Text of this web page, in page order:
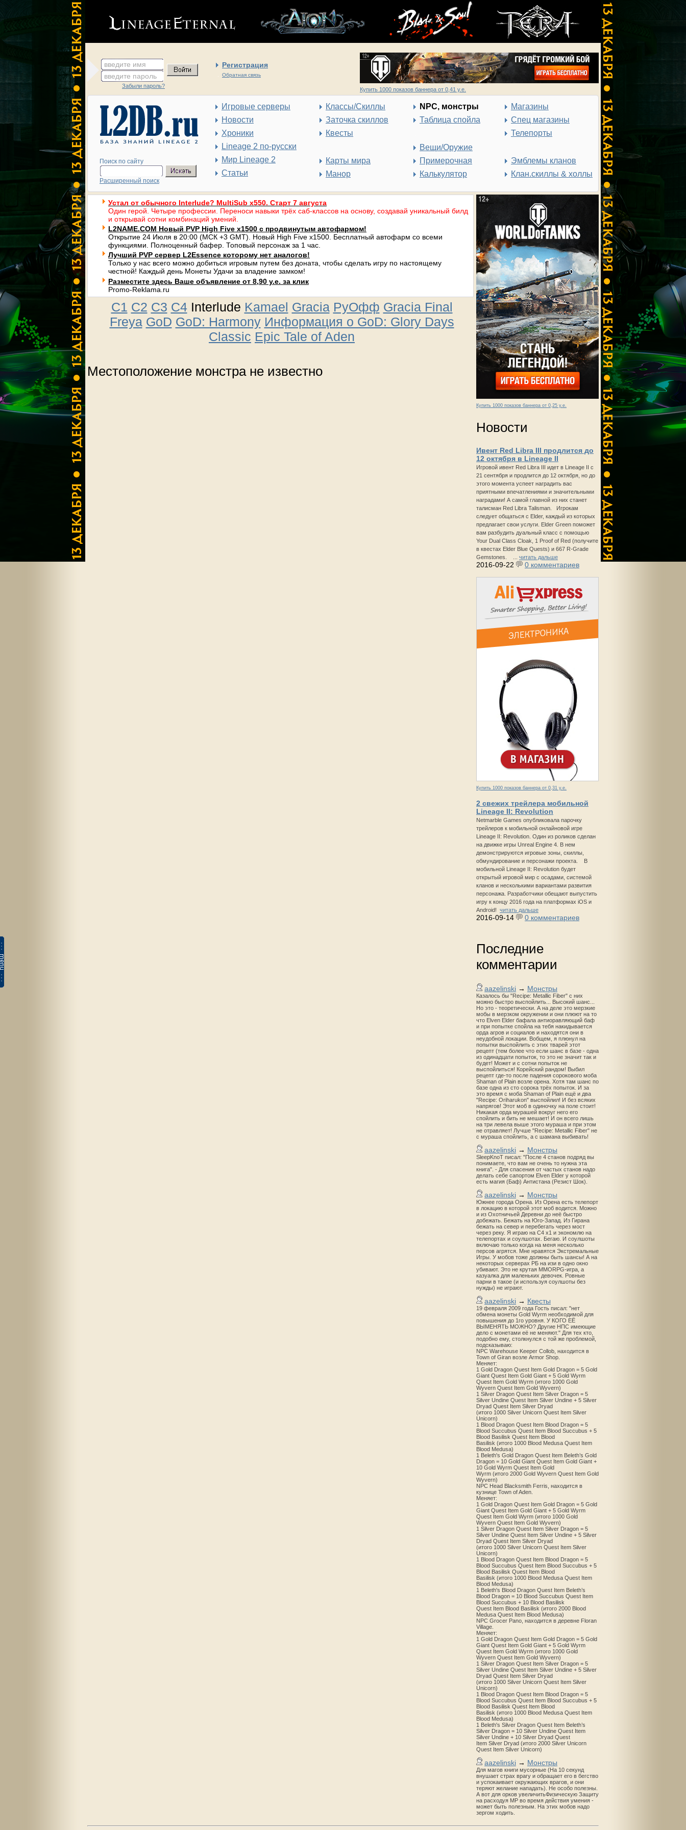
введите имя Регистрация
Обратная связь
введите пароль
Забыли пароль?
Купить 1000 показов баннера от 0,41 у.е.
Поиск по сайту
Расширенный поиск
Игровые серверы
Новости
Хроники
Lineage 2 по-русски
Мир Lineage 2
Статьи
Классы/Скиллы
Заточка скиллов
Квесты
Карты мира
Манор
NPC, монстры
Таблица спойла
Вещи/Оружие
Примерочная
Калькулятор
Магазины
Спец магазины
Телепорты
Эмблемы кланов
Клан.скиллы & холлы
Купить 1000 показов баннера от 0,25 у.е.
Новости
Ивент Red Libra III продлится до
12 октября в Lineage II
Игровой ивент Red Libra III идет в Lineage II с
21 сентября и продлится до 12 октября, но до
этого момента успеет наградить вас
приятными впечатлениями и значительными
наградами! А самой главной из них станет
талисман Red Libra Talisman. Игрокам
следует общаться с Elder, каждый из которых
предлагает свои услуги. Elder Green поможет
вам разбудить дуальный класс с помощью
Your Dual Class Cloak, 1 Proof of Red (получите
в квестах Elder Blue Quests) и 667 R-Grade
Gemstones. ... читать дальше
2016-09-22 0 комментариев
Купить 1000 показов баннера от 0,31 у.е.
2 свежих трейлера мобильной
Lineage II: Revolution
Netmarble Games опубликовала парочку
трейлеров к мобильной онлайновой игре
Lineage II: Revolution. Один из роликов сделан
на движке игры Unreal Engine 4. В нем
демонстрируются игровые зоны, скиллы,
обмундирование и персонажи проекта. В
мобильной Lineage II: Revolution будет
открытый игровой мир с осадами, системой
кланов и несколькими вариантами развития
персонажа. Разработчики обещают выпустить
игру к концу 2016 года на платформах iOS и
Android! читать дальше
2016-09-14 0 комментариев
Последние
комментарии
aazelinski → Монстры
Казалось бы "Recipe: Metallic Fiber" с них
можно быстро выспойлить... Высокий шанс...
Но это - теоретически. А на деле это мерзкие
мобы в мерзком окружении и они плюют на то
что Elven Elder бафала антиоравляющий баф
и при попытке спойла на тебя накидывается
орда агров и социалов и находятся они в
неудобной локации. Вобщем, я плюнул на
попытки выспойлить с этих тварей этот
рецепт (тем более что если шанс в базе - одна
из одинадцати попыток, то это не значит так и
будет! Может и с сотни попыток не
выспойлиться! Корейский рандом! Выбил
рецепт где-то после падения сорокового моба
Shaman of Plain возле орена. Хотя там шанс по
базе одна из сто сорока трёх попыток. И за
это время с моба Shaman of Plain ещё и два
"Recipe: Oriharukon" выспойлил! И без всяких
напрягов! Этот моб в одиночку на поле стоит!
Никакая орда мурашей вокруг него его
спойлить и бить не мешает! И он всего лишь
на три левела выше этого мураша и при этом
не отравляет! Лучше "Recipe: Metallic Fiber" не
с мураша спойлить, а с шамана выбивать!
aazelinski → Монстры
SleepKnoT писал: "После 4 станов подряд вы
понимаете, что вам не очень то нужна эта
книга". - Для спасения от частых станов надо
делать себе сапортом Elven Elder у которой
есть магия (Баф) Антистана (Резист Шок).
aazelinski → Монстры
Южнее города Орена. Из Орена есть телепорт
в локацию в которой этот моб водится. Можно
и из Охотничьей Деревни до неё быстро
добежать. Бежать на Юго-Запад. Из Гирана
бежать на север и перебегать через мост
через реку. Я играю на С4 х1 и экономлю на
телепортах и соулшотах. Бегаю. И соулшоты
включаю только когда на меня несколько
персов агрятся. Мне нравятся Экстремальные
Игры. У мобов тоже должны быть шансы! А на
некоторых серверах РБ на изи в одно окно
убивают. Это не крутая MMORPG-игра, а
казуалка для маленьких девочек. Ровные
парни в такое (и используя соулшоты без
нужды) не играют.
aazelinski → Квесты
19 февраля 2009 года Гость писал: "нет
обмена монеты Gold Wyrm необходимой для
повышения до 1го уровня. У КОГО ЕЁ
ВЫМЕНЯТЬ МОЖНО? Другие НПС имеющие
дело с монетами её не меняют." Для тех кто,
подобно ему, столкнулся с той же проблемой,
подсказываю:
NPC Warehouse Keeper Collob, находится в
Town of Giran возле Armor Shop.
Меняет:
1 Gold Dragon Quest Item Gold Dragon = 5 Gold
Giant Quest Item Gold Giant + 5 Gold Wyrm
Quest Item Gold Wyrm (итого 1000 Gold
Wyvern Quest Item Gold Wyvern)
1 Silver Dragon Quest Item Silver Dragon = 5
Silver Undine Quest Item Silver Undine + 5 Silver
Dryad Quest Item Silver Dryad
(итого 1000 Silver Unicorn Quest Item Silver
Unicorn)
1 Blood Dragon Quest Item Blood Dragon = 5
Blood Succubus Quest Item Blood Succubus + 5
Blood Basilisk Quest Item Blood
Basilisk (итого 1000 Blood Medusa Quest Item
Blood Medusa)
1 Beleth's Gold Dragon Quest Item Beleth’s Gold
Dragon = 10 Gold Giant Quest Item Gold Giant +
10 Gold Wyrm Quest Item Gold
Wyrm (итого 2000 Gold Wyvern Quest Item Gold
Wyvern)
NPC Head Blacksmith Ferris, находится в
кузнице Town of Aden.
Меняет:
1 Gold Dragon Quest Item Gold Dragon = 5 Gold
Giant Quest Item Gold Giant + 5 Gold Wyrm
Quest Item Gold Wyrm (итого 1000 Gold
Wyvern Quest Item Gold Wyvern)
1 Silver Dragon Quest Item Silver Dragon = 5
Silver Undine Quest Item Silver Undine + 5 Silver
Dryad Quest Item Silver Dryad
(итого 1000 Silver Unicorn Quest Item Silver
Unicorn)
1 Blood Dragon Quest Item Blood Dragon = 5
Blood Succubus Quest Item Blood Succubus + 5
Blood Basilisk Quest Item Blood
Basilisk (итого 1000 Blood Medusa Quest Item
Blood Medusa)
1 Beleth's Blood Dragon Quest Item Beleth’s
Blood Dragon = 10 Blood Succubus Quest Item
Blood Succubus + 10 Blood Basilisk
Quest Item Blood Basilisk (итого 2000 Blood
Medusa Quest Item Blood Medusa)
NPC Grocer Pano, находится в деревне Floran
Village.
Меняет:
1 Gold Dragon Quest Item Gold Dragon = 5 Gold
Giant Quest Item Gold Giant + 5 Gold Wyrm
Quest Item Gold Wyrm (итого 1000 Gold
Wyvern Quest Item Gold Wyvern)
1 Silver Dragon Quest Item Silver Dragon = 5
Silver Undine Quest Item Silver Undine + 5 Silver
Dryad Quest Item Silver Dryad
(итого 1000 Silver Unicorn Quest Item Silver
Unicorn)
1 Blood Dragon Quest Item Blood Dragon = 5
Blood Succubus Quest Item Blood Succubus + 5
Blood Basilisk Quest Item Blood
Basilisk (итого 1000 Blood Medusa Quest Item
Blood Medusa)
1 Beleth's Silver Dragon Quest Item Beleth’s
Silver Dragon = 10 Silver Undine Quest Item
Silver Undine + 10 Silver Dryad Quest
Item Silver Dryad (итого 2000 Silver Unicorn
Quest Item Silver Unicorn)
aazelinski → Монстры
Для магов книги мусорные (На 10 секунд
внушает страх врагу и обращает его в бегство
и успокаивает окружающих врагов, и они
теряют желание нападать). Не особо полезны.
А вот для орков увеличитьФизическую Защиту
на расходуя MP во время действия умения -
может быть полезным. На этих мобов надо
зергом ходить.
Устал от обычного Interlude? MultiSub x550. Старт 7 августа
Один герой. Четыре профессии. Переноси навыки трёх саб-классов на основу, создавай уникальный билд
и открывай сотни комбинаций умений.
L2NAME.COM Новый PVP High Five x1500 с продвинутым автофармом!
Открытие 24 Июля в 20:00 (МСК +3 GMT). Новый High Five x1500. Бесплатный автофарм со всеми
функциями. Полноценный бафер. Топовый персонаж за 1 час.
Лучший PVP сервер L2Essence которому нет аналогов!
Только у нас всего можно добиться игровым путем без доната, чтобы сделать игру по настоящему
честной! Каждый день Монеты Удачи за владение замком!
Разместите здесь Ваше объявление от 8,90 у.е. за клик
Promo-Reklama.ru
C1 C2 C3 C4Interlude Kamael Gracia РуОфф Gracia Final
Freya GoD GoD: Harmony Информация о GoD: Glory Days
Classic Epic Tale of Aden
Местоположение монстра не известно